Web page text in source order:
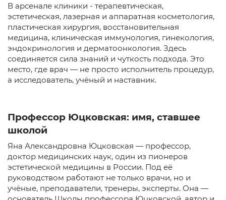
В арсенале клиники - терапевтическая,
эстетическая, лазерная и аппаратная косметология,
пластическая хирургия, восстановительная
медицина, клиническая иммунология, гинекология,
эндокринология и дерматоонкология. Здесь
соединяется сила знаний и чуткость подхода. Это
место, где врач — не просто исполнитель процедур,
а исследователь, учёный и наставник.
Профессор Юцковская: имя, ставшее
школой
Яна Александровна Юцковская — профессор,
доктор медицинских наук, один из пионеров
эстетической медицины в России. Под её
руководством работают не только врачи, но и
учёные, преподаватели, тренеры, эксперты. Она —